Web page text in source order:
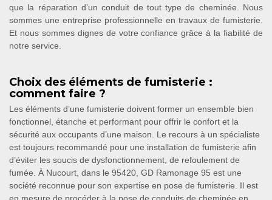
que la réparation d’un conduit de tout type de cheminée. Nous
sommes une entreprise professionnelle en travaux de fumisterie.
Et nous sommes dignes de votre confiance grâce à la fiabilité de
notre service.
Choix des éléments de fumisterie :
comment faire ?
Les éléments d’une fumisterie doivent former un ensemble bien
fonctionnel, étanche et performant pour offrir le confort et la
sécurité aux occupants d’une maison. Le recours à un spécialiste
est toujours recommandé pour une installation de fumisterie afin
d’éviter les soucis de dysfonctionnement, de refoulement de
fumée. À Nucourt, dans le 95420, GD Ramonage 95 est une
société reconnue pour son expertise en pose de fumisterie. Il est
en mesure de procéder à la pose de conduits de cheminée en